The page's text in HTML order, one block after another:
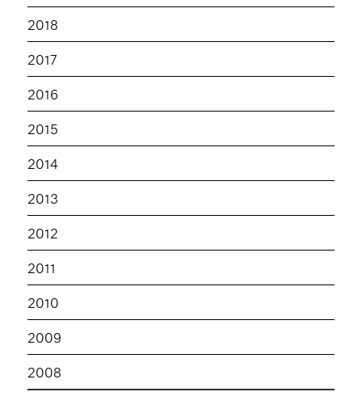
2018
2017
2016
2015
2014
2013
2012
2011
2010
2009
2008